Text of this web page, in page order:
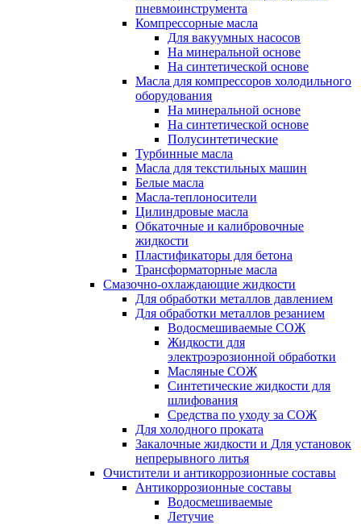
пневмоинструмента
Компрессорные масла
Для вакуумных насосов
На минеральной основе
На синтетической основе
Масла для компрессоров холодильного
оборудования
На минеральной основе
На синтетической основе
Полусинтетические
Турбинные масла
Масла для текстильных машин
Белые масла
Масла-теплоносители
Цилиндровые масла
Обкаточные и калибровочные
жидкости
Пластификаторы для бетона
Трансформаторные масла
Смазочно-охлаждающие жидкости
Для обработки металлов давлением
Для обработки металлов резанием
Водосмешиваемые СОЖ
Жидкости для
электроэрозионной обработки
Масляные СОЖ
Синтетические жидкости для
шлифования
Средства по уходу за СОЖ
Для холодного проката
Закалочные жидкости и Для установок
непрерывного литья
Очистители и антикоррозионные составы
Антикоррозионные составы
Водосмешиваемые
Летучие